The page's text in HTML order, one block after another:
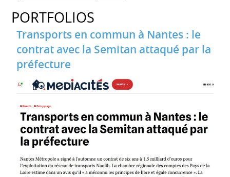
PORTFOLIOS
Transports en commun à Nantes : le
contrat avec la Semitan attaqué par la
préfecture